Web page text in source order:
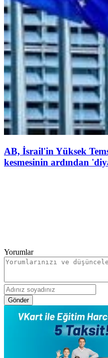
AB, İsrail'in Yüksek
kesmesinin ardından
Yorumlar
Gönder